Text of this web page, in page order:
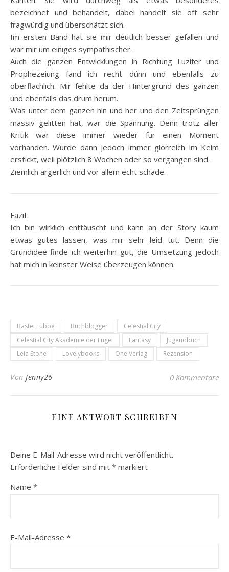
bezeichnet und behandelt, dabei handelt sie oft sehr
fragwürdig und überschätzt sich.
Im ersten Band hat sie mir deutlich besser gefallen und
war mir um einiges sympathischer.
Auch die ganzen Entwicklungen in Richtung Luzifer und
Prophezeiung fand ich recht dünn und ebenfalls zu
oberflächlich. Mir fehlte da der Hintergrund des ganzen
und ebenfalls das drum herum.
Was unter dem ganzen hin und her und den Zeitsprüngen
massiv gelitten hat, war die Spannung. Denn trotz aller
Kritik war diese immer wieder für einen Moment
vorhanden. Wurde dann jedoch immer glorreich im Keim
erstickt, weil plötzlich 8 Wochen oder so vergangen sind.
Ziemlich ärgerlich und vor allem echt schade.
Fazit:
Ich bin wirklich enttäuscht und kann an der Story kaum
etwas gutes lassen, was mir sehr leid tut. Denn die
Grundidee finde ich weiterhin gut, die Umsetzung jedoch
hat mich in keinster Weise überzeugen können.
Bastei Lübbe Buchblogger
Celestial City
Celestial City Akademie der Engel
Fantasy
Jugendbuch
Leia Stone
Lovelybooks One Verlag Rezension
Von Jenny26 0 Kommentare
EINE ANTWORT SCHREIBEN
Deine E-Mail-Adresse wird nicht veröffentlicht.
Erforderliche Felder sind mit * markiert
Name *
E-Mail-Adresse *